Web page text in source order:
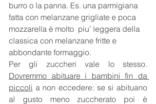
burro o la panna. Es. una parmigiana
fatta con melanzane grigliate e poca
mozzarella è molto  piu’ leggera della
classica con melanzane fritte e
abbondante formaggio.
Dovremmo abituare i bambini fin da
piccoli a non eccedere: se si abituano
al gusto meno zuccherato poi è